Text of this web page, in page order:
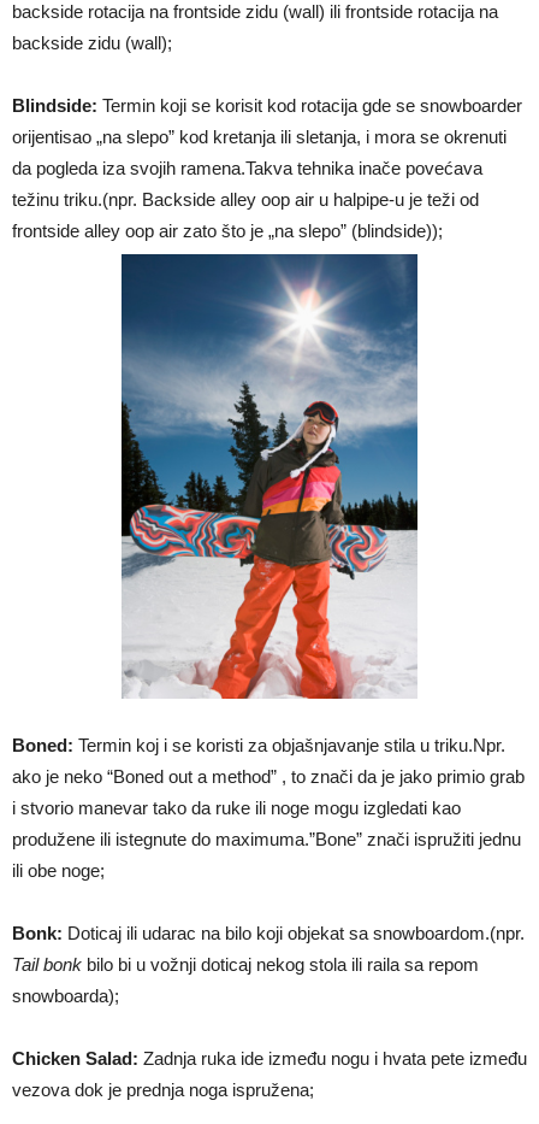
backside rotacija na frontside zidu (wall) ili frontside rotacija na
backside zidu (wall);
Blindside: Termin koji se korisit kod rotacija gde se snowboarder
orijentisao „na slepo” kod kretanja ili sletanja, i mora se okrenuti
da pogleda iza svojih ramena.Takva tehnika inače povećava
težinu triku.(npr. Backside alley oop air u halpipe-u je teži od
frontside alley oop air zato što je „na slepo” (blindside));
Boned: Termin koj i se koristi za objašnjavanje stila u triku.Npr.
ako je neko “Boned out a method” , to znači da je jako primio grab
i stvorio manevar tako da ruke ili noge mogu izgledati kao
produžene ili istegnute do maximuma.”Bone” znači ispružiti jednu
ili obe noge;
Bonk: Doticaj ili udarac na bilo koji objekat sa snowboardom.(npr.
Tail bonk bilo bi u vožnji doticaj nekog stola ili raila sa repom
snowboarda);
Chicken Salad: Zadnja ruka ide između nogu i hvata pete između
vezova dok je prednja noga ispružena;